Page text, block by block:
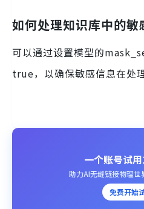
如何处理知识库中的敏
可以通过设置模型的
true，以确保敏感信息在处
一个账号试
助力AI无缝链接物理
免费开始